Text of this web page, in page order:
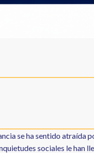
sociales le han